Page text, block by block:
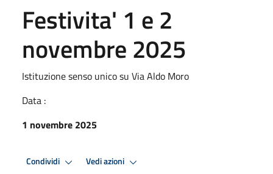
Festivita' 1 e 2
novembre 2025
Istituzione senso unico su Via Aldo Moro
Data :
1 novembre 2025
Condividi Vedi azioni